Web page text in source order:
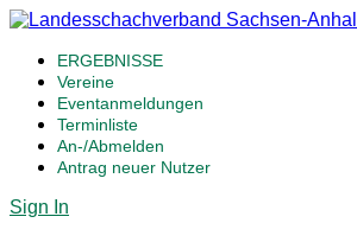
ERGEBNISSE
Vereine
Eventanmeldungen
Terminliste
An-/Abmelden
Antrag neuer Nutzer
Sign In